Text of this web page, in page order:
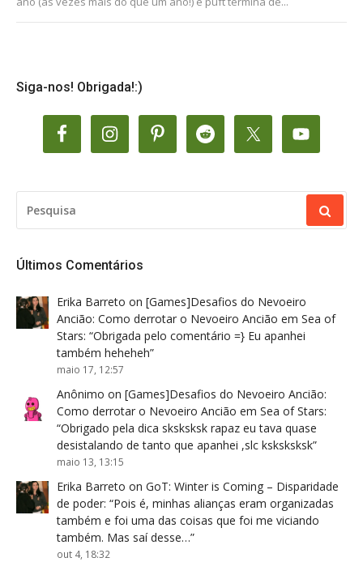
Siga-nos! Obrigada!:)
POR:
Últimos Comentários
Erika Barreto on [Games]Desafios do Nevoeiro
Ancião: Como derrotar o Nevoeiro Ancião em Sea of
Stars: “Obrigada pelo comentário =} Eu apanhei
também heheheh”
maio 17, 12:57
Anônimo on [Games]Desafios do Nevoeiro Ancião:
Como derrotar o Nevoeiro Ancião em Sea of Stars:
“Obrigado pela dica sksksksk rapaz eu tava quase
desistalando de tanto que apanhei ,slc ksksksksk”
maio 13, 13:15
Erika Barreto on GoT: Winter is Coming – Disparidade
de poder: “Pois é, minhas alianças eram organizadas
também e foi uma das coisas que foi me viciando
também. Mas saí desse…”
out 4, 18:32